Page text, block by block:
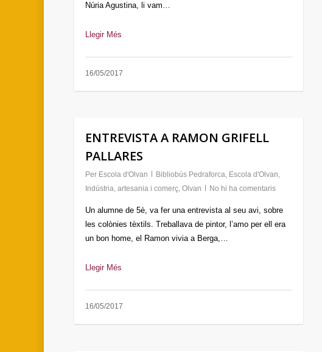
Núria Agustina, li vam…
Llegir Més
16/05/2017
ENTREVISTA A RAMON GRIFELL
PALLARES
Per Escola d'Olvan Bibliobús Pedraforca, Escola d'Olvan,
Indústria, artesania i comerç, Olvan No hi ha comentaris
Un alumne de 5è, va fer una entrevista al seu avi, sobre
les colònies tèxtils. Treballava de pintor, l’amo per ell era
un bon home, el Ramon vivia a Berga,…
Llegir Més
16/05/2017